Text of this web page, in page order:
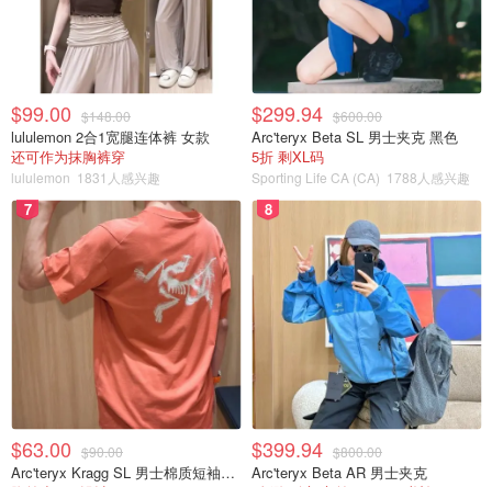
$99.00 $148.00
lululemon 2合1宽腿连体裤 女款
还可作为抹胸裤穿
lululemon 1831人感兴趣
$299.94 $600.00
Arc'teryx Beta SL 男士夹克 黑色
5折 剩XL码
Sporting Life CA (CA) 1788人感兴趣
7
$63.00 $90.00
Arc'teryx Kragg SL 男士棉质短袖T恤
8
$399.94 $800.00
Arc'teryx Beta AR 男士夹克